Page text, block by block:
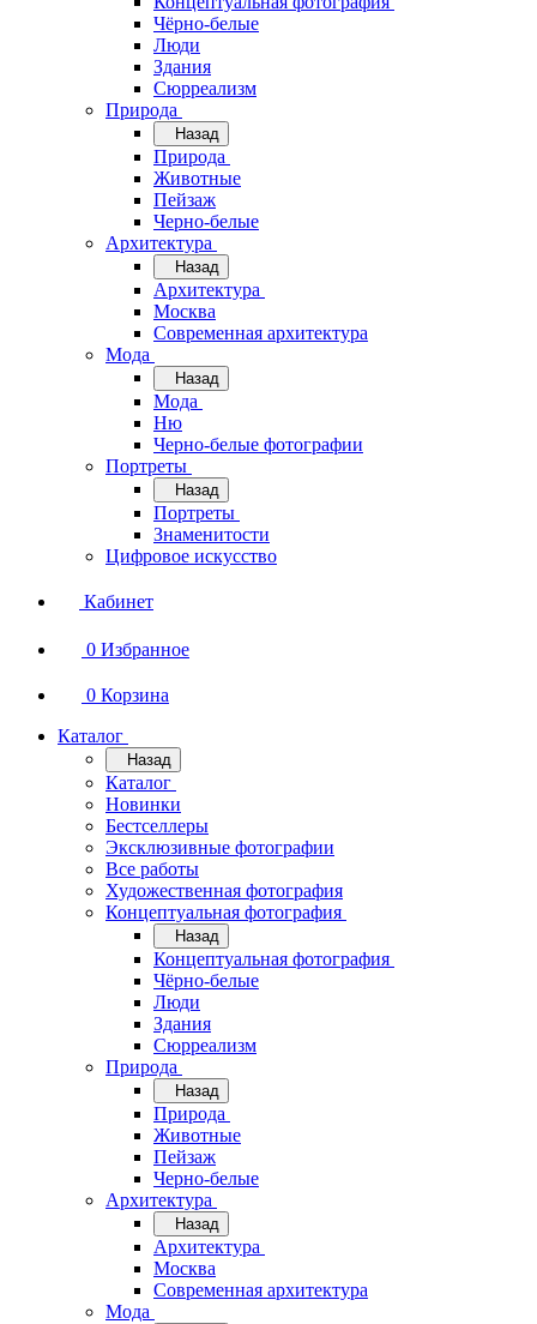
Чёрно-белые
Люди
Здания
Сюрреализм
Природа
Назад
Природа
Животные
Пейзаж
Черно-белые
Архитектура
Назад
Архитектура
Москва
Современная архитектура
Мода
Назад
Мода
Ню
Черно-белые фотографии
Портреты
Назад
Портреты
Знаменитости
Цифровое искусство
Кабинет
0 Избранное
0 Корзина
Каталог
Назад
Каталог
Новинки
Бестселлеры
Эксклюзивные фотографии
Все работы
Художественная фотография
Концептуальная фотография
Назад
Концептуальная фотография
Чёрно-белые
Люди
Здания
Сюрреализм
Природа
Назад
Природа
Животные
Пейзаж
Черно-белые
Архитектура
Назад
Архитектура
Москва
Современная архитектура
Мода